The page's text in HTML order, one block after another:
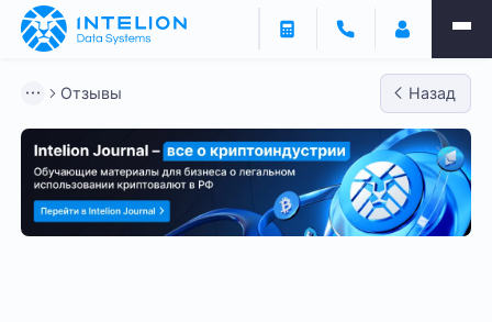
Отзывы Назад